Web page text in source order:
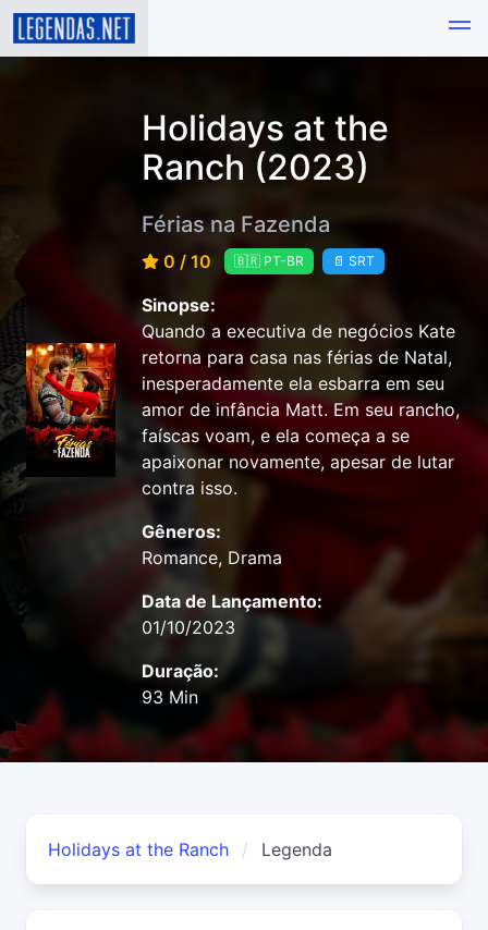
Holidays at the
Ranch (2023)
Férias na Fazenda
0 / 10 🇧🇷 PT-BR 📄 SRT
Sinopse:
Quando a executiva de negócios Kate
retorna para casa nas férias de Natal,
inesperadamente ela esbarra em seu
amor de infância Matt. Em seu rancho,
faíscas voam, e ela começa a se
apaixonar novamente, apesar de lutar
contra isso.
Gêneros:
Romance, Drama
Data de Lançamento:
01/10/2023
Duração:
93 Min
Holidays at the Ranch Legenda